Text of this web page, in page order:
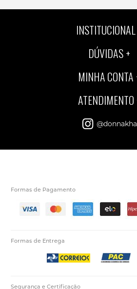
INSTITUCIONAL
DÚVIDAS
MINHA CONTA
ATENDIMENTO
@donnakha
Formas de Pagamento
Formas de Entrega
Segurança e Certificação